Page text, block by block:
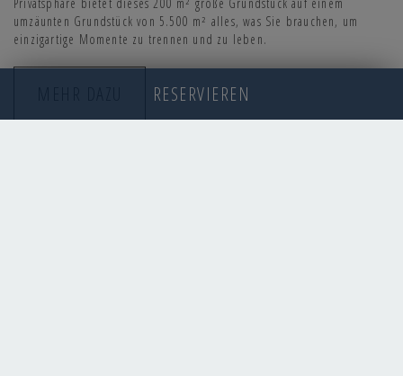
RESERVIEREN
umzäunten Grundstück von 5.500 m² alles, was Sie brauchen, um
einzigartige Momente zu trennen und zu leben.